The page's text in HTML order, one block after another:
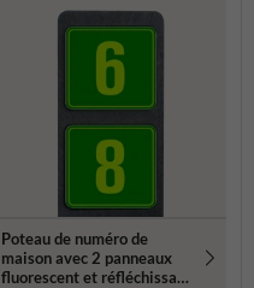
Poteau de numéro de
maison avec 2 panneaux
fluorescent et réfléchissant